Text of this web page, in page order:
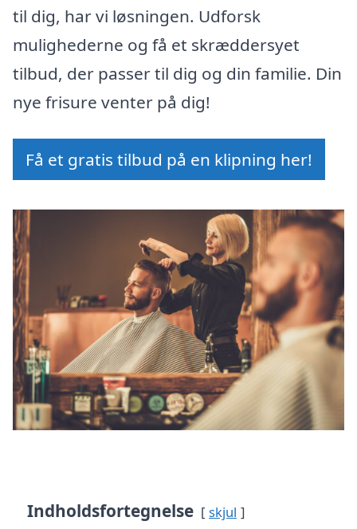
til dig, har vi løsningen. Udforsk
mulighederne og få et skræddersyet
tilbud, der passer til dig og din familie. Din
nye frisure venter på dig!
Få et gratis tilbud på en klipning her!
Indholdsfortegnelse skjul